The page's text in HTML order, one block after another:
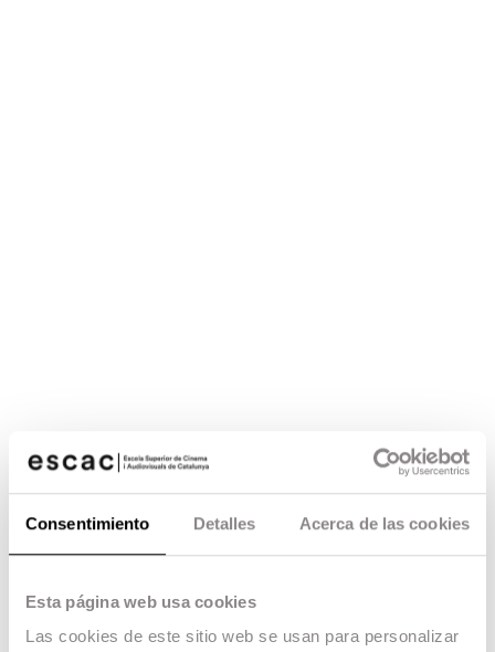
Consentimiento Detalles Acerca de las cookies
Esta página web usa cookies
Las cookies de este sitio web se usan para personalizar